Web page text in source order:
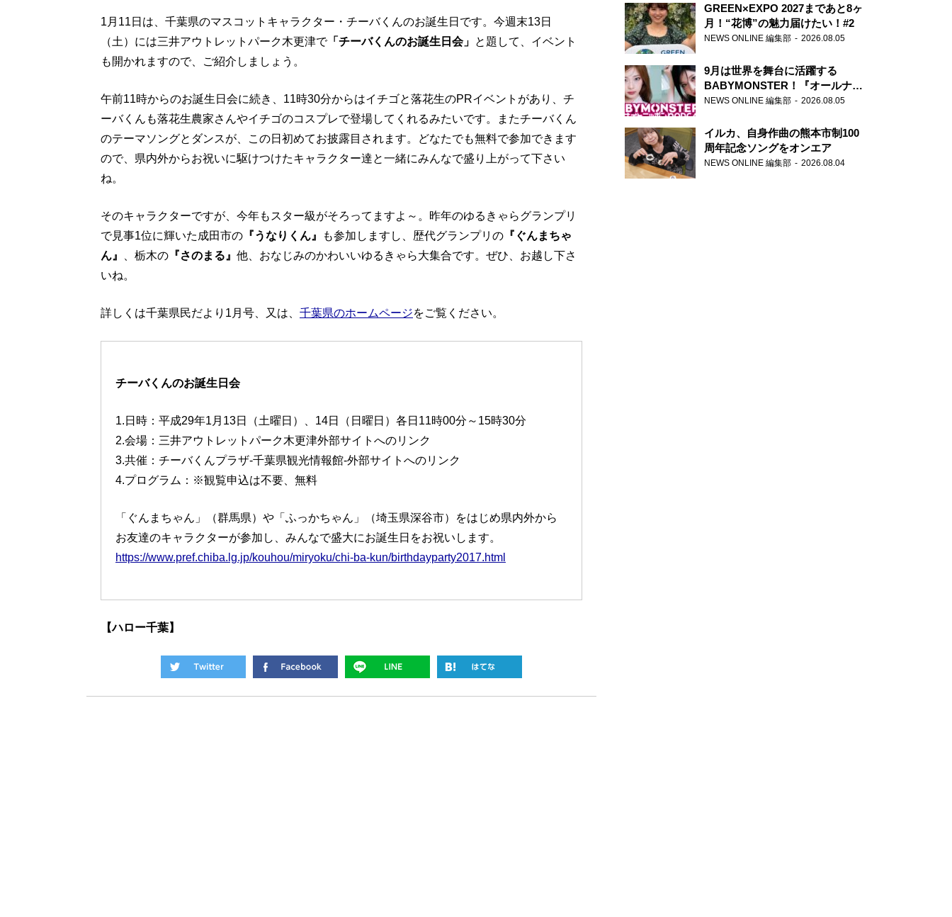
1月11日は、千葉県のマスコットキャラクター・チーバくんのお誕生日です。今週末13日
（土）には三井アウトレットパーク木更津で「チーバくんのお誕生日会」 と題して、イベント
も開かれますので、ご紹介しましょう。
午前11時からのお誕生日会に続き、11時30分からはイチゴと落花生のPRイベントがあり、チ
ーバくんも落花生農家さんやイチゴのコスプレで登場してくれるみたいです。またチーバくん
のテーマソングとダンスが、この日初めてお披露目されます。どなたでも無料で参加できます
ので、県内外からお祝いに駆けつけたキャラクター達と一緒にみんなで盛り上がって下さい
ね。
そのキャラクターですが、今年もスター級がそろってますよ～。昨年のゆるきゃらグランプリ
で見事1位に輝いた成田市の 『うなりくん』 も参加しますし、歴代グランプリの 『ぐんまちゃ
ん』
、栃木の 『さのまる』 他、おなじみのかわいいゆるきゃら大集合です。ぜひ、お越し下さ
いね。
詳しくは千葉県民だより1月号、又は、 千葉県のホームページをご覧ください。
チーバくんのお誕生日会
1.日時：平成29年1月13日（土曜日）、14日（日曜日）各日11時00分～15時30分
2.会場：三井アウトレットパーク木更津外部サイトへのリンク
3.共催：チーバくんプラザ-千葉県観光情報館-外部サイトへのリンク
4.プログラム：※観覧申込は不要、無料
「ぐんまちゃん」（群馬県）や「ふっかちゃん」（埼玉県深谷市）をはじめ県内外から
お友達のキャラクターが参加し、みんなで盛大にお誕生日をお祝いします。
https://www.pref.chiba.lg.jp/kouhou/miryoku/chi-ba-kun/birthdayparty2017.html
【ハロー千葉】
GREEN×EXPO 2027まであと8ヶ
月！“花博”の魅力届けたい！#2
NEWS ONLINE 編集部 2026.08.05
9月は世界を舞台に活躍する
BABYMONSTER！『オールナイ
トニッポンPODCAST』月替わり
NEWS ONLINE 編集部 2026.08.05
イルカ、自身作曲の熊本市制100
周年記念ソングをオンエア
NEWS ONLINE 編集部 2026.08.04